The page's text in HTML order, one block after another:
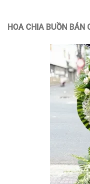
HOA CHIA BUỒN BÁN